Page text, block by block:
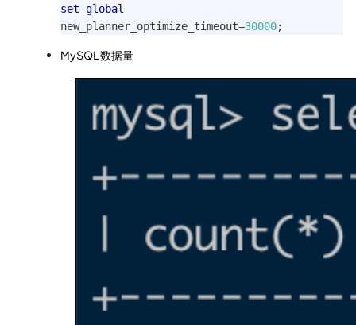
set global
new_planner_optimize_timeout=30000;
MySQL 数据量